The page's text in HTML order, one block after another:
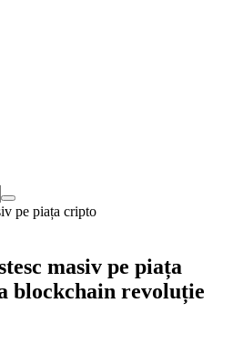
masiv pe piața
blockchain revoluție